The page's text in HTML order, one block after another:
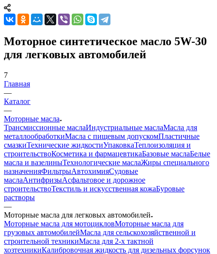
Моторное синтетическое масло 5W-30
для легковых автомобилей
7
Главная
—
Каталог
—
Моторные масла
Трансмиссионные маслаИндустриальные маслаМасла для
металлообработкиМасла с пищевым допускомПластичные
смазкиТехнические жидкостиУпаковкаТеплоизоляция и
строительствоКосметика и фармацевтикаБазовые маслаБелые
масла и вазелиныТехнологические маслаЖиры специального
назначенияФильтрыАвтохимияСудовые
маслаАнтифризыАсфальтовое и дорожное
строительствоТекстиль и искусственная кожаБуровые
растворы
—
Моторные масла для легковых автомобилей
Моторные масла для мотоцикловМоторные масла для
грузовых автомобилейМасла для сельскохозяйственной и
строительной техникиМасла для 2-х тактной
хозтехникиКалибровочная жидкость для дизельных форсунок